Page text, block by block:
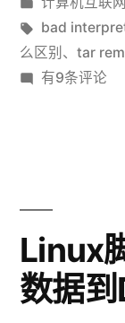
小
记”
者：
布
于
标
签：
bad
么区别 、 tar
Linux
有9条评论
Linux
数据到